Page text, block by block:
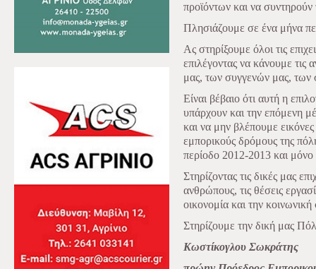
προϊόντων και να συντηρούν
Πλησιάζουμε σε ένα μήνα
Ας στηρίξουμε όλοι τις
επιλέγοντας να κάνουμε
μας, των συγγενών μας, των
Είναι βέβαιο ότι αυτή η
υπάρχουν και την επόμενη
και να μην βλέπουμε
εμπορικούς δρόμους της
περίοδο 2012-2013 και
Στηρίζοντας τις δικές μας
ανθρώπους, τις θέσεις
οικονομία και την
Στηρίζουμε την δική μας
Κωστίκογλου Σωκράτης